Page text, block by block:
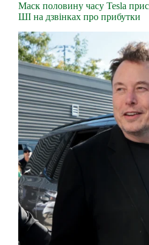
Маск половину часу Tesla
ШІ на дзвінках про прибутки